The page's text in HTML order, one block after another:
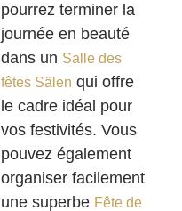
pourrez terminer la
journée en beauté
dans un Salle des
fêtes Sälen qui offre
le cadre idéal pour
vos festivités. Vous
pouvez également
organiser facilement
une superbe Fête de